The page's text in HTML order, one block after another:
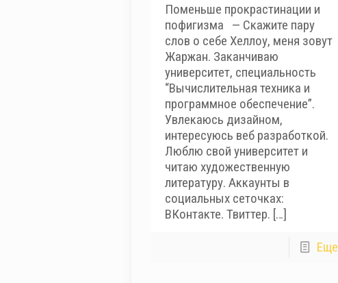
Поменьше прокрастинации и
пофигизма — Скажите пару
слов о себе Хеллоу, меня зовут
Жаржан. Заканчиваю
университет, специальность
“Вычислительная техника и
программное обеспечение”.
Увлекаюсь дизайном,
интересуюсь веб разработкой.
Люблю свой университет и
читаю художественную
литературу. Аккаунты в
социальных сеточках:
ВКонтакте. Твиттер. […]
Еще